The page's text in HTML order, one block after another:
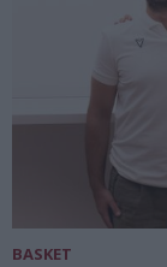
BASKET